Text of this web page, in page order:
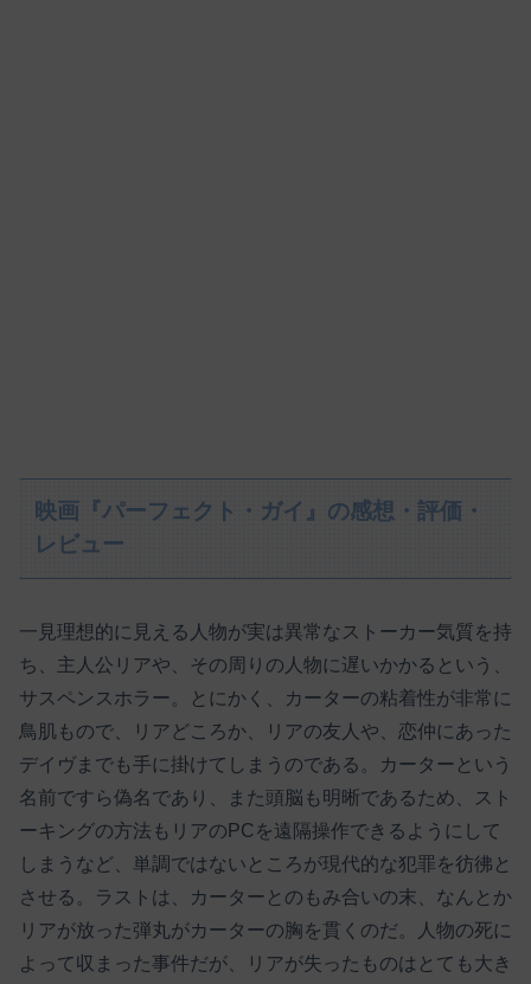
映画『パーフェクト・ガイ』の感想・評価・
レビュー
一見理想的に見える人物が実は異常なストーカー気質を持
ち、主人公リアや、その周りの人物に遅いかかるという、
サスペンスホラー。とにかく、カーターの粘着性が非常に
鳥肌もので、リアどころか、リアの友人や、恋仲にあった
デイヴまでも手に掛けてしまうのである。カーターという
名前ですら偽名であり、また頭脳も明晰であるため、スト
ーキングの方法もリアのPCを遠隔操作できるようにして
しまうなど、単調ではないところが現代的な犯罪を彷彿と
させる。ラストは、カーターとのもみ合いの末、なんとか
リアが放った弾丸がカーターの胸を貫くのだ。人物の死に
よって収まった事件だが、リアが失ったものはとても大き